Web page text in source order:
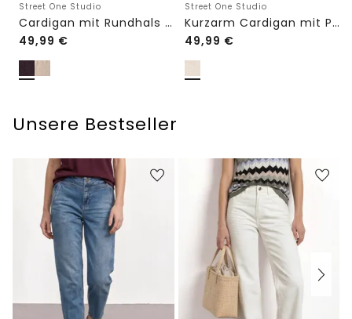
Street One Studio
Cardigan mit Rundhals und Knöpfen
49,99 €
Street One Studio
Kurzarm Cardigan mit Polokragen
49,99 €
Unsere Bestseller